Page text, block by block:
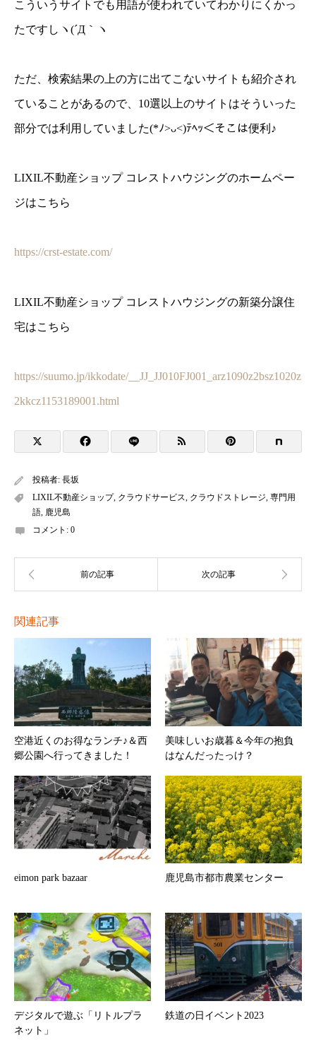
こういうサイトでも用語が使われていてわかりにくかっ
たですしヽ(´Д｀ヽ
ただ、検索結果の上の方に出てこないサイトも紹介され
ていることがあるので、10選以上のサイトはそういった
部分では利用していました(*ﾉ>ᴗ<)ﾃﾍｯ＜そこは便利♪
LIXIL不動産ショップ コレストハウジングのホームペー
ジはこちら
https://crst-estate.com/
LIXIL不動産ショップ コレストハウジングの新築分譲住
宅はこちら
https://suumo.jp/ikkodate/__JJ_JJ010FJ001_arz1090z2bsz1020z
2kkcz1153189001.html
投稿者: 長坂
LIXIL不動産ショップ, クラウドサービス, クラウドストレージ, 専門用
語, 鹿児島
コメント: 0
関連記事
空港近くのお得なランチ♪＆西
郷公園へ行ってきました！
美味しいお歳暮＆今年の抱負
はなんだったっけ？
eimon park bazaar 鹿児島市都市農業センター
デジタルで遊ぶ「リトルプラ
ネット」
鉄道の日イベント2023